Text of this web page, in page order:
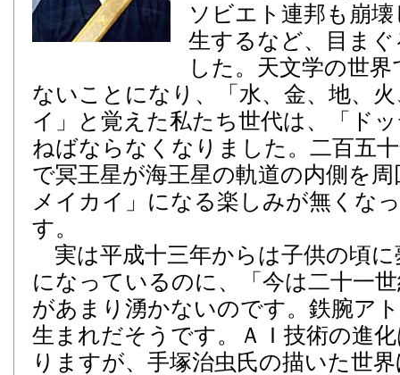
ソビエト連邦も崩
生するなど、目ま
した。天文学の世
ないことになり、「水、金、地、
イ」と覚えた私たち世代は、「ド
ねばならなくなりました。二百五
で冥王星が海王星の軌道の内側を
メイカイ」になる楽しみが無くな
す。
実は平成十三年からは子供の頃
になっているのに、「今は二十一
があまり湧かないのです。鉄腕ア
生まれだそうです。ＡＩ技術の進
りますが、手塚治虫氏の描いた世